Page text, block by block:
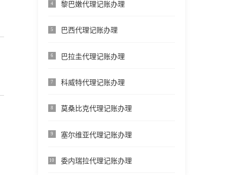
4 黎巴嫩代理记账办理
5 巴西代理记账办理
6 巴拉圭代理记账办理
7 科威特代理记账办理
8 莫桑比克代理记账办理
9 塞尔维亚代理记账办理
10 委内瑞拉代理记账办理